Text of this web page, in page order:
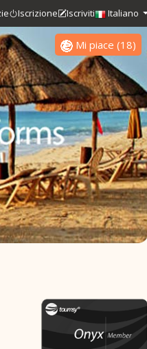
Iscrizione Iscriviti Italiano
Mi piace (18)